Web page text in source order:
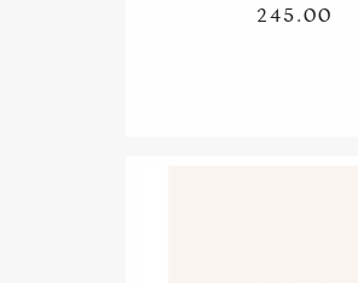
245.00